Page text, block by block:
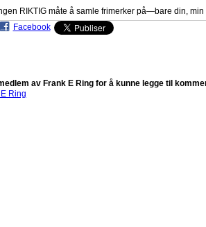
RIKTIG måte å samle frimerker på—bare din,
Facebook
av Frank E Ring for å kunne legge til
Ring